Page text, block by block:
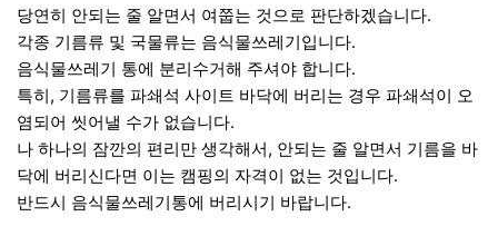
본문
당연히 안되는 줄 알면서 여쭙는 것으로 판단하겠습니다.
각종 기름류 및 국물류는 음식물쓰레기입니다.
음식물쓰레기 통에 분리수거해 주셔야 합니다.
특히, 기름류를 파쇄석 사이트 바닥에 버리는 경우 파쇄석이 오
염되어 씻어낼 수가 없습니다.
나 하나의 잠깐의 편리만 생각해서, 안되는 줄 알면서 기름을 바
닥에 버리신다면 이는 캠핑의 자격이 없는 것입니다.
반드시 음식물쓰레기통에 버리시기 바랍니다.